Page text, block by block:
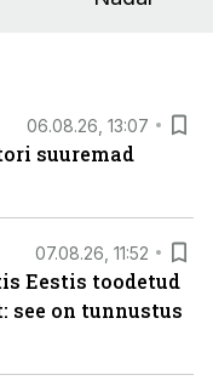
06.08.26, 13:07
suuremad
07.08.26, 11:52
Eestis toodetud
see on tunnustus